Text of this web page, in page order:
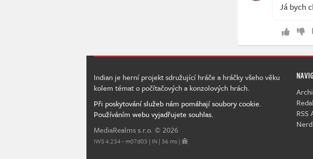
Já bych
RSS
Indian je herní projekt sdružující hráče a hráčky všeho věku
kolem témat o počítačových a konzolových hrách.
Při poskytování služeb nám pomáhají soubory cookie.
Používáním webu vyjadřujete souhlas.
MediaRealms s.r.o. © 2026
IWS 4.234 - m07d03 | IN | 36 ms |